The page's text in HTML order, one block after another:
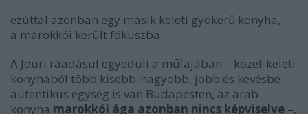
ezúttal azonban egy másik keleti gyökerű konyha,
a marokkói került fókuszba.
A Jouri ráadásul egyedüli a műfajában – közel-keleti
konyhából több kisebb-nagyobb, jobb és kevésbé
autentikus egység is van Budapesten, az arab
konyha marokkói ága azonban nincs képviselve –,